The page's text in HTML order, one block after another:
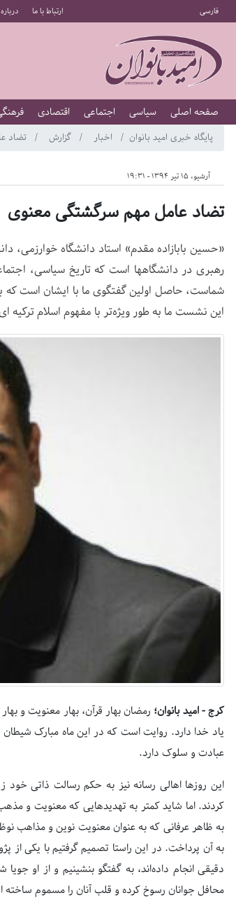
فارسی ارتباط با ما
صفحه اصلی سیاسی اجتماعی اقتصادی
پایگاه خبری امید بانوان اخبار گزارش تضاد
آرشیو، 15 تیر 1394 - 19:31
تضاد عامل مهم سرگشتگی معنوی
«حسین بابازاده مقدم» استاد دانشگاه خوارزمی،
رهبری در دانشگاهها است که تاریخ سیاسی،
شماست، حاصل اولین گفتگوی ما با ایشان است
این نشست ما به طور ویژه‌تر با مفهوم اسلام ترکیه
کرج - امید بانوان؛ رمضان بهار قرآن، بهار معنویت و
یاد خدا دارد. روایت است که در این ماه مبارک
عبادت و سلوک دارد.
این روزها اهالی رسانه نیز به حکم رسالت ذاتی
کردند. اما شاید کمتر به تهدیدهایی که معنویت و
به ظاهر عرفانی که به عنوان معنویت نوین و مذاهب
به آن پرداخت. در این راستا تصمیم گرفتیم با یکی
دقیقی انجام داده‌اند، به گفتگو بنشینیم و از او
محافل جوانان رسوخ کرده و قلب آنان را مسموم